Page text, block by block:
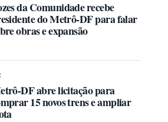
da Comunidade recebe
do Metrô-DF para falar
obras e expansão
DF abre licitação para
15 novos trens e ampliar